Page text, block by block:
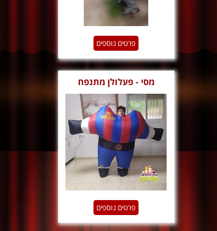
פרטים נוספים
מסי - פעלולן מתנפח
פרטים נוספים